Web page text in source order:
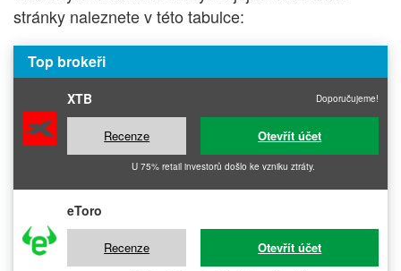
stránky naleznete v této tabulce:
Top brokeři
XTB Doporučujeme!
Recenze Otevřít účet
U 75% retail investorů došlo ke vzniku ztráty.
eToro
Recenze Otevřít účet